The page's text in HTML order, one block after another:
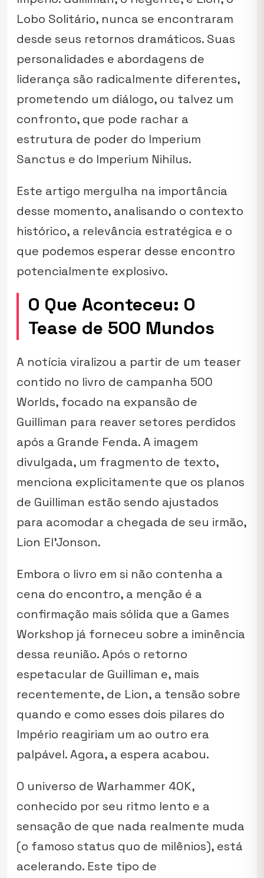
Lobo Solitário, nunca se encontraram
desde seus retornos dramáticos. Suas
personalidades e abordagens de
liderança são radicalmente diferentes,
prometendo um diálogo, ou talvez um
confronto, que pode rachar a
estrutura de poder do Imperium
Sanctus e do Imperium Nihilus.
Este artigo mergulha na importância
desse momento, analisando o contexto
histórico, a relevância estratégica e o
que podemos esperar desse encontro
potencialmente explosivo.
O Que Aconteceu: O
Tease de 500 Mundos
A notícia viralizou a partir de um teaser
contido no livro de campanha 500
Worlds, focado na expansão de
Guilliman para reaver setores perdidos
após a Grande Fenda. A imagem
divulgada, um fragmento de texto,
menciona explicitamente que os planos
de Guilliman estão sendo ajustados
para acomodar a chegada de seu irmão,
Lion El’Jonson.
Embora o livro em si não contenha a
cena do encontro, a menção é a
confirmação mais sólida que a Games
Workshop já forneceu sobre a iminência
dessa reunião. Após o retorno
espetacular de Guilliman e, mais
recentemente, de Lion, a tensão sobre
quando e como esses dois pilares do
Império reagiriam um ao outro era
palpável. Agora, a espera acabou.
O universo de Warhammer 40K,
conhecido por seu ritmo lento e a
sensação de que nada realmente muda
(o famoso status quo de milênios), está
acelerando. Este tipo de